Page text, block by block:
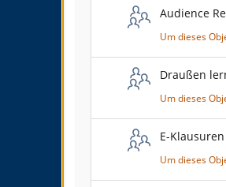
Audience
Um dieses
Draußen
Um dieses
E-Klausuren
Um dieses